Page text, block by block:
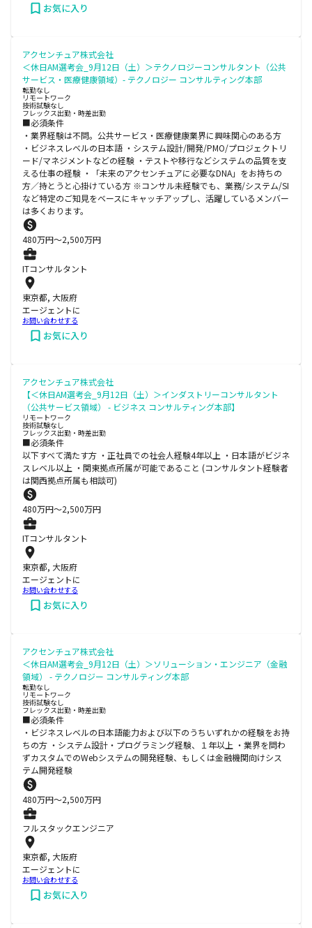
お気に入り
アクセンチュア株式会社
＜休日AM選考会_9月12日（土）＞テクノロジーコンサルタント（公共
サービス・医療健康領域）- テクノロジー コンサルティング本部
転勤なし
リモートワーク
技術試験なし
フレックス出勤・時差出勤
■必須条件
・業界経験は不問。公共サービス・医療健康業界に興味関心のある方
・ビジネスレベルの日本語 ・システム設計/開発/PMO/プロジェクトリ
ード/マネジメントなどの経験 ・テストや移行などシステムの品質を支
える仕事の経験 ・「未来のアクセンチュアに必要なDNA」をお持ちの
方／持とうと心掛けている方 ※コンサル未経験でも、業務/システム/SI
など特定のご知見をベースにキャッチアップし、活躍しているメンバー
は多くおります。
480万円〜2,500万円
ITコンサルタント
東京都, 大阪府
エージェントに
お問い合わせする
お気に入り
アクセンチュア株式会社
【＜休日AM選考会_9月12日（土）＞インダストリーコンサルタント
（公共サービス領域） - ビジネス コンサルティング本部】
リモートワーク
技術試験なし
フレックス出勤・時差出勤
■必須条件
以下すべて満たす方 ・正社員での社会人経験4年以上 ・日本語がビジネ
スレベル以上 ・関東拠点所属が可能であること (コンサルタント経験者
は関西拠点所属も相談可)
480万円〜2,500万円
ITコンサルタント
東京都, 大阪府
エージェントに
お問い合わせする
お気に入り
アクセンチュア株式会社
＜休日AM選考会_9月12日（土）＞ソリューション・エンジニア（金融
領域） - テクノロジー コンサルティング本部
転勤なし
リモートワーク
技術試験なし
フレックス出勤・時差出勤
■必須条件
・ビジネスレベルの日本語能力および以下のうちいずれかの経験をお持
ちの方 ・システム設計・プログラミング経験、１年以上 ・業界を問わ
ずカスタムでのWebシステムの開発経験、もしくは金融機関向けシス
テム開発経験
480万円〜2,500万円
フルスタックエンジニア
東京都, 大阪府
エージェントに
お問い合わせする
お気に入り